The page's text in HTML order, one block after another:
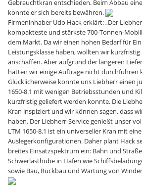
Gebrauchtkran entschieden. Beim Abbau
konnte er sich bereits bewähren.
Firmeninhaber Udo Hack erklärt: „Der
kompakteste und stärkste 700-Tonnen-
dem Markt. Da wir einen hohen Bedarf für
Leistungsklasse haben, wollten wir
anschaffen. Aber aufgrund der längeren
hätten wir einige Aufträge nicht durchführen
Glücklicherweise konnte uns Liebherr einen
1650-8.1 mit wenigen Betriebsstunden und
kurzfristig geliefert werden konnte. Die
Kran inspiziert und wir können sagen, dass
haben. Der Liebherr-Service genießt unser
LTM 1650-8.1 ist ein universeller Kran mit
Auslegerkonfigurationen. Daher plant Hack
breites Einsatzspektrum ein: Bahn und
Schwerlasthübe in Häfen wie
sowie Bau, Rückbau und Wartung von